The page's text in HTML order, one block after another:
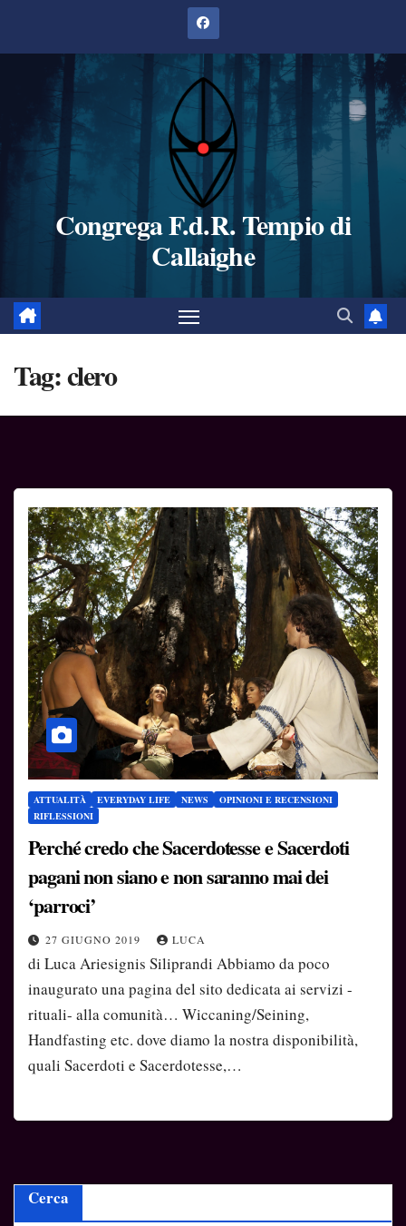
Congrega F.d.R. Tempio di
Callaighe
Tag:clero
ATTUALITÀ EVERYDAY LIFE NEWS
OPINIONI E RECENSIONI
RIFLESSIONI
Perché credo che Sacerdotesse e Sacerdoti
pagani non siano e non saranno mai dei
‘parroci’
27 GIUGNO 2019 LUCA
di Luca Ariesignis Siliprandi Abbiamo da poco
inaugurato una pagina del sito dedicata ai servizi -
rituali- alla comunità… Wiccaning/Seining,
Handfasting etc. dove diamo la nostra disponibilità,
quali Sacerdoti e Sacerdotesse,…
Cerca